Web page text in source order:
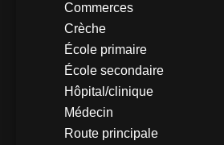
Commerces
Crèche
École primaire
École secondaire
Hôpital/clinique
Médecin
Route principale